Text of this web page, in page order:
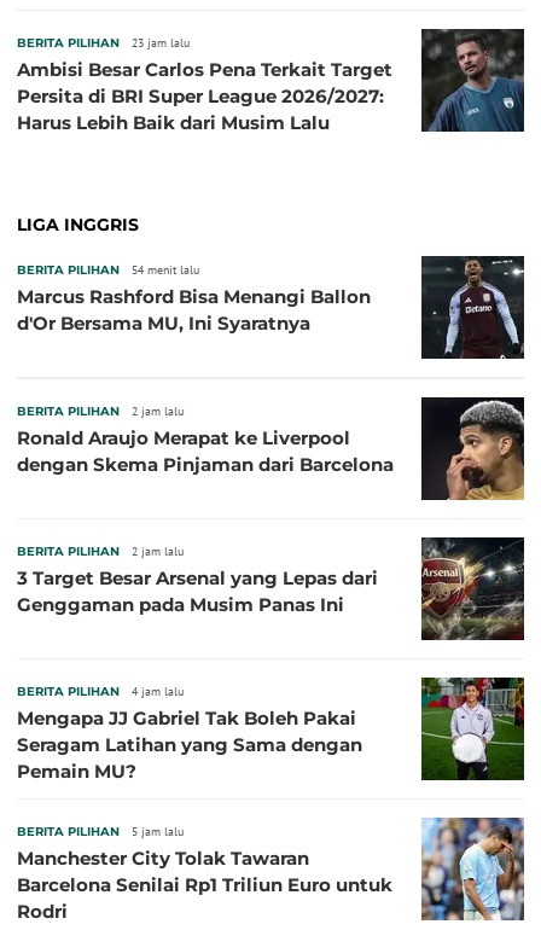
BERITA PILIHAN 23 jam lalu
Ambisi Besar Carlos Pena Terkait Target
Persita di BRI Super League 2026/2027:
Harus Lebih Baik dari Musim Lalu
LIGA INGGRIS
BERITA PILIHAN 54 menit lalu
Marcus Rashford Bisa Menangi Ballon
d'Or Bersama MU, Ini Syaratnya
BERITA PILIHAN 2 jam lalu
Ronald Araujo Merapat ke Liverpool
dengan Skema Pinjaman dari Barcelona
BERITA PILIHAN 2 jam lalu
3 Target Besar Arsenal yang Lepas dari
Genggaman pada Musim Panas Ini
BERITA PILIHAN 4 jam lalu
Mengapa JJ Gabriel Tak Boleh Pakai
Seragam Latihan yang Sama dengan
Pemain MU?
BERITA PILIHAN 5 jam lalu
Manchester City Tolak Tawaran
Barcelona Senilai Rp1 Triliun Euro untuk
Rodri